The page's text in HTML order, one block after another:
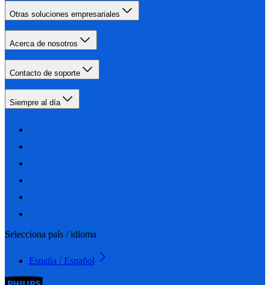
Otras soluciones empresariales
Acerca de nosotros
Contacto de soporte
Siempre al día
Selecciona país / idioma
España / Español